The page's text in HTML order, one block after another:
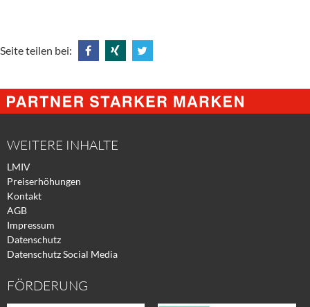
Seite teilen bei:
@
Facebook
@
Xing
@
Twitter
WEITERE INHALTE
LMIV
Preiserhöhungen
Kontakt
AGB
Impressum
Datenschutz
Datenschutz Social Media
FÖRDERUNG